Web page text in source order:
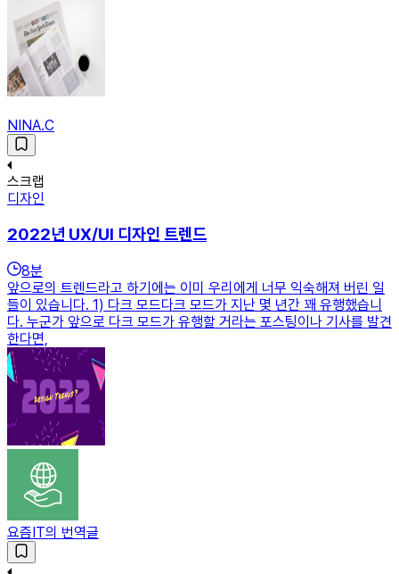
NINA.C
스크랩
디자인
2022년 UX/UI 디자인 트렌드
8분
앞으로의 트렌드라고 하기에는 이미 우리에게 너무 익숙해져 버린 일
들이 있습니다. 1) 다크 모드다크 모드가 지난 몇 년간 꽤 유행했습니
다. 누군가 앞으로 다크 모드가 유행할 거라는 포스팅이나 기사를 발견
한다면,
요즘IT의 번역글